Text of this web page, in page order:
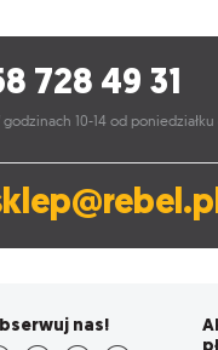
wersjach premium i w
dobrze.
cena za całą setkę
koszulek tego typu, taki
dobrym wyborem.
728 49 31
godzinach 10-14 od
nas!